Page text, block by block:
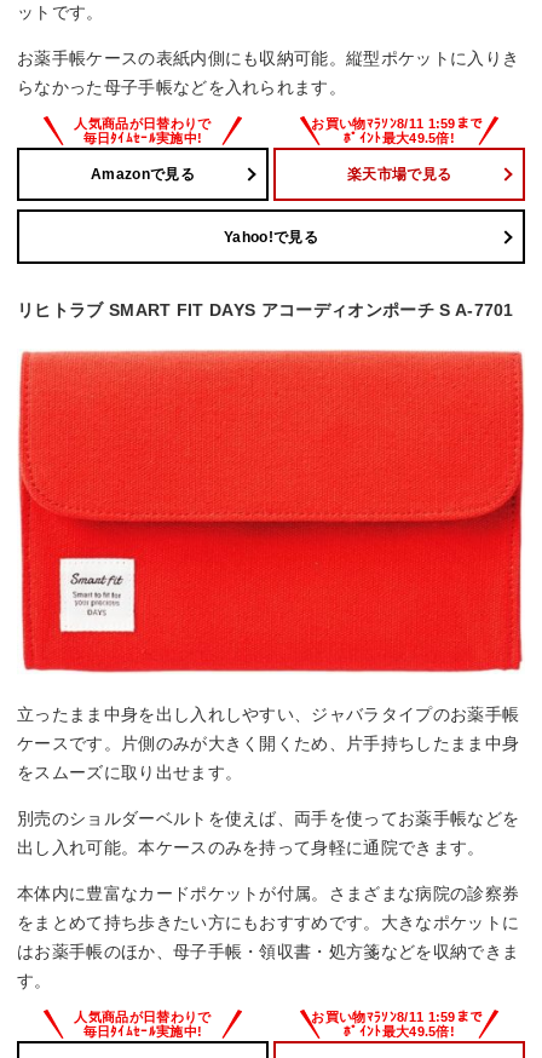
ットです。
お薬手帳ケースの表紙内側にも収納可能。縦型ポケットに入りき
らなかった母子手帳などを入れられます。
Amazonで見る 楽天市場で見る
Yahoo!で見る
リヒトラブ SMART FIT DAYS アコーディオンポーチ S A-7701
立ったまま中身を出し入れしやすい、ジャバラタイプのお薬手帳
ケースです。片側のみが大きく開くため、片手持ちしたまま中身
をスムーズに取り出せます。
別売のショルダーベルトを使えば、両手を使ってお薬手帳などを
出し入れ可能。本ケースのみを持って身軽に通院できます。
本体内に豊富なカードポケットが付属。さまざまな病院の診察券
をまとめて持ち歩きたい方にもおすすめです。大きなポケットに
はお薬手帳のほか、母子手帳・領収書・処方箋などを収納できま
す。